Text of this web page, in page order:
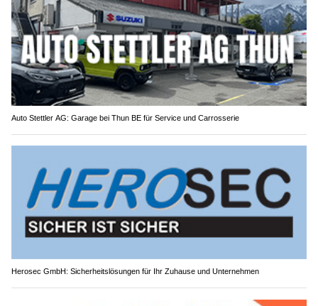
Auto Stettler AG: Garage bei Thun BE für Service und Carrosserie
Herosec GmbH: Sicherheitslösungen für Ihr Zuhause und Unternehmen